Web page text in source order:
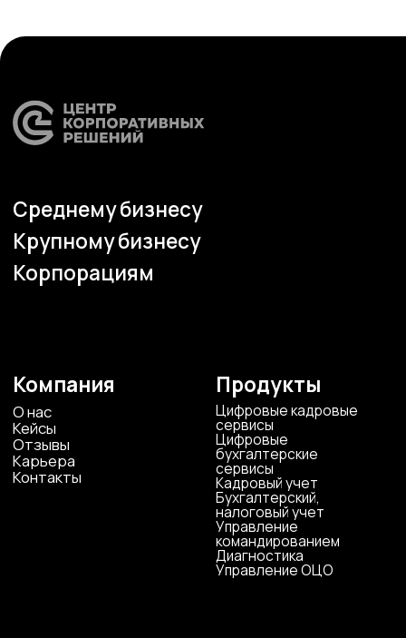
+7 4742 907554
г.Липецк, ул. Советская, д.20
ООО «ЦКР»
ИНН 4823040990
ОГРН 1104823017419
+7 472 272 7554
г. Воронеж, ул. Кирова, д. 4
Все представительства
sales@cscentr.com